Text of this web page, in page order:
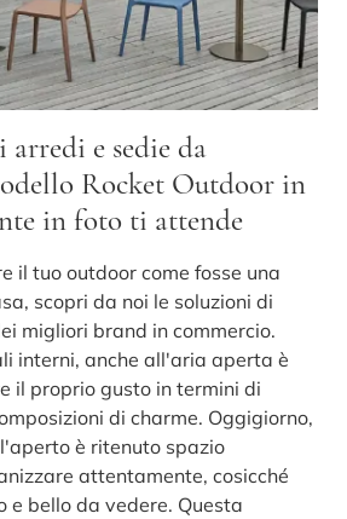
e sedie da
Rocket Outdoor in
in foto ti attende
il tuo outdoor come fosse una
scopri da noi le soluzioni di
migliori brand in commercio.
interni, anche all'aria aperta è
il proprio gusto in termini di
di charme. Oggigiorno,
è ritenuto spazio
attentamente, cosicché
e bello da vedere. Questa